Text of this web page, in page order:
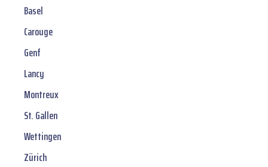
Basel
Carouge
Genf
Lancy
Montreux
St. Gallen
Wettingen
Zürich